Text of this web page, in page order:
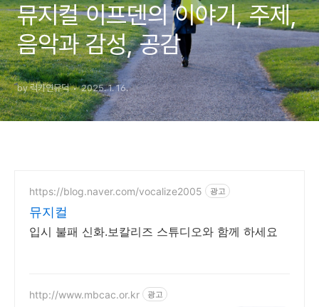
뮤지컬 이프덴의 이야기, 주제,
음악과 감성, 공감
by 럭키연뮤덕 2025. 1. 16.
https://blog.naver.com/vocalize2005 광고
뮤지컬
입시 불패 신화.보칼리즈 스튜디오와 함께 하세요
http://www.mbcac.or.kr 광고